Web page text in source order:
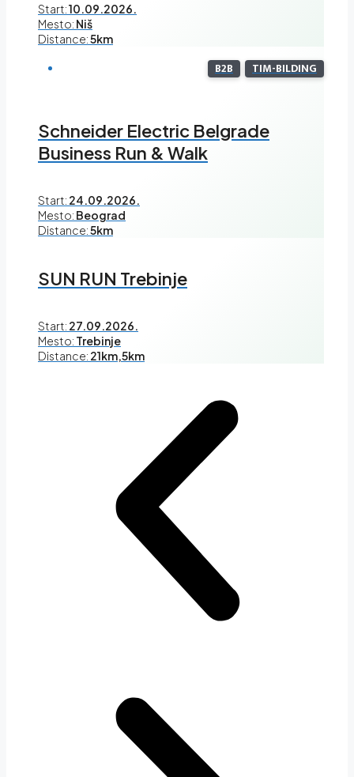
Start:10.09.2026.
Mesto: Niš
Distance:5km
B2B TIM-BILDING
Schneider Electric Belgrade
Business Run & Walk
Start: 24.09.2026.
Mesto: Beograd
Distance:5km
SUN RUN Trebinje
Start: 27.09.2026.
Mesto: Trebinje
Distance: 21km,5km